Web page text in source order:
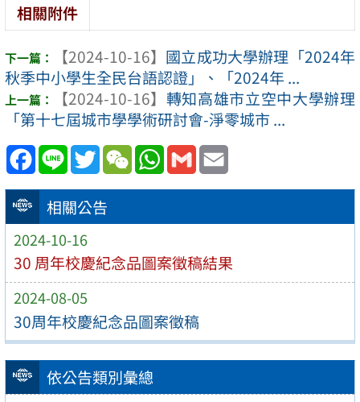
相關公告
2024-10-16
30 周年校慶紀念品圖案徵稿結果
2024-08-05
30周年校慶紀念品圖案徵稿
依公告類別彙總
相關附件
【2024-10-16】 國立成功大學辦理「2024年
秋季中小學生全民台語認證」、「2024年 ...
【2024-10-16】 轉知高雄市立空中大學辦理
「第十七屆城市學學術研討會-淨零城市 ...
Facebook
Line TwitterWeChatWhatsApp
Gmail